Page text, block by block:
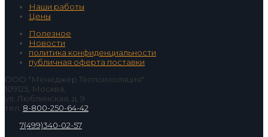
Наши работы
Цены
Полезное
Новости
политика конфиденциальности
публичная оферта поставки
ООО "Менеджер Теплоизоляция"
109125, Москва,
ул. Люблинская, д. 9
тел. 8-800-250-64-42
7(499)340-02-57